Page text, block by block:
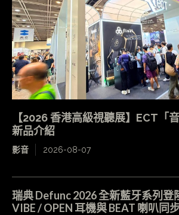
【2026 香港高級視聽展】ECT「
新品介紹
影音 2026-08-07
瑞典 Defunc 2026 全新藍牙系列
VIBE / OPEN 耳機與 BEAT 喇叭同